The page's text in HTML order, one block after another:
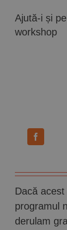
Ajută-i și
workshop
Dacă
programul
derulam